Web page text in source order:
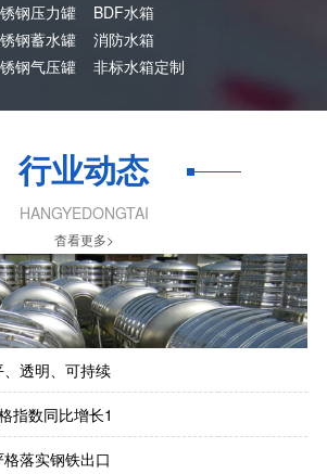
钢压力罐
钢蓄水罐
钢气压罐
BDF水箱
消防水箱
非标水箱定制
行业动态
HANGYEDONGTAI
杳看更多>
透明、可持续
指数同比增长1
落实钢铁出口